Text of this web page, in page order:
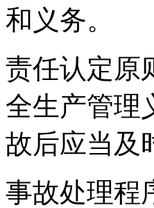
和义务。
责任认定原
全生产管理
故后应当及
事故处理程